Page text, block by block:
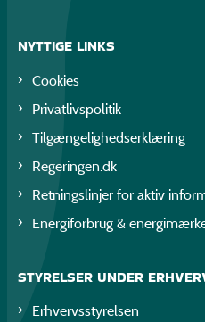
NYTTIGE LINKS
Cookies
Privatlivspolitik
Tilgængelighedserklæring
Regeringen.dk
Retningslinjer for aktiv
Energiforbrug &
STYRELSER UNDER
Erhvervsstyrelsen